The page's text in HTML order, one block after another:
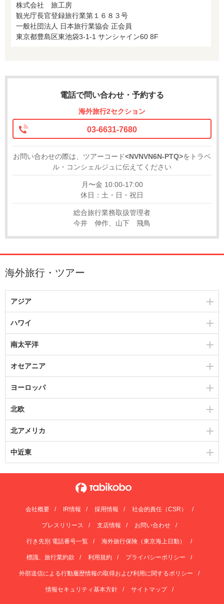
株式会社 旅工房
観光庁長官登録旅行業第１６８３号
一般社団法人 日本旅行業協会 正会員
東京都豊島区東池袋3-1-1 サンシャイン60 8F
電話で問い合わせ・予約する
海外旅行2セクション
03-6631-7680
お問い合わせの際は、ツアーコード<NVNVN6N-PTQ>をトラベ
ル・コンシェルジュに伝えてください
月〜金 10:00-17:00
休日：土・日・祝日
総合旅行業務取扱管理者
今井 伸作、山下 飛鳥
海外旅行・ツアー
アジア
ハワイ
南太平洋
オセアニア
ヨーロッパ
北欧
北アメリカ
中近東
会社概要 IR情報 採用情報 社会的責任（CSR）
プレスリリース 支店情報 お問い合わせ
行き先別 電話番号一覧 海外旅行保険（東京海上日動）
標識、旅行業約款 利用規約 プライバシーポリシー
外部送信による行動履歴情報の取得および利用に関するポリシー
情報セキュリティ基本方針 サイトマップ